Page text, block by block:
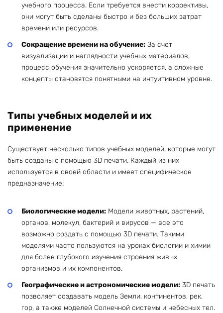
учебного процесса. Если требуется внести коррективы,
они могут быть сделаны быстро и без больших затрат
времени или ресурсов.
Сокращение времени на обучение: За счет
визуализации и наглядности учебных материалов,
процесс обучения значительно ускоряется, а сложные
концепты становятся понятными на интуитивном уровне.
Типы учебных моделей и их
применение
Существует несколько типов учебных моделей, которые могут
быть созданы с помощью 3D печати. Каждый из них
используется в своей области и имеет специфическое
предназначение:
Биологические модели: Модели животных, растений,
органов, молекул, бактерий и вирусов — все это
возможно создать с помощью 3D печати. Такими
моделями часто пользуются на уроках биологии и химии
для более глубокого изучения строения живых
организмов и их компонентов.
Географические и астрономические модели: 3D печать
позволяет создавать модель Земли, континентов, рек,
гор, а также моделей Солнечной системы и небесных тел.